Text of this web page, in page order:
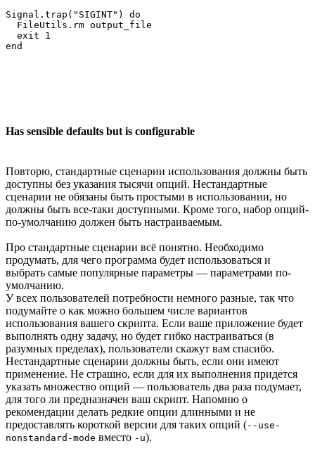
Signal.trap("SIGINT") do
  FileUtils.rm output_file
  exit 1
Has sensible defaults but is configurable
Повторю, стандартные сценарии использования должны быть
доступны без указания тысячи опций. Нестандартные
сценарии не обязаны быть простыми в использовании, но
должны быть все-таки доступными. Кроме того, набор опций-
по-умолчанию должен быть настраиваемым.
Про стандартные сценарии всё понятно. Необходимо
продумать, для чего программа будет использоваться и
выбрать самые популярные параметры — параметрами по-
умолчанию.
У всех пользователей потребности немного разные, так что
подумайте о как можно большем числе вариантов
использования вашего скрипта. Если ваше приложение будет
выполнять одну задачу, но будет гибко настраиваться (в
разумных пределах), пользователи скажут вам спасибо.
Нестандартные сценарии должны быть, если они имеют
применение. Не страшно, если для их выполнения придется
указать множество опций — пользователь два раза подумает,
для того ли предназначен ваш скрипт. Напомню о
рекомендации делать редкие опции длинными и не
предоставлять короткой версии для таких опций (--use-
nonstandard-mode вместо -u).